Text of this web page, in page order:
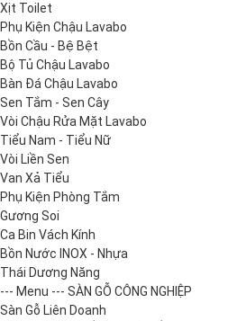
Xịt Toilet
Phụ Kiện Chậu Lavabo
Bồn Cầu - Bệ Bệt
Bộ Tủ Chậu Lavabo
Bàn Đá Chậu Lavabo
Sen Tắm - Sen Cây
Vòi Chậu Rửa Mặt Lavabo
Tiểu Nam - Tiểu Nữ
Vòi Liền Sen
Van Xả Tiểu
Phụ Kiện Phòng Tắm
Gương Soi
Ca Bin Vách Kính
Bồn Nước INOX - Nhựa
Thái Dương Năng
--- Menu --- SÀN GỖ CÔNG NGHIỆP
Sàn Gỗ Liên Doanh